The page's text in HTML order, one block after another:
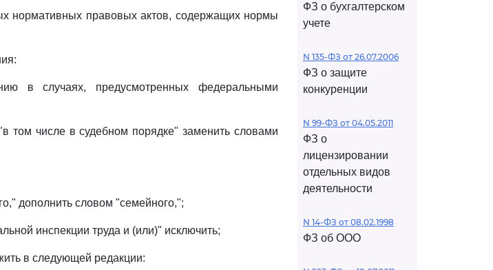
нормативных правовых актов, содержащих нормы
в случаях, предусмотренных федеральными
том числе в судебном порядке" заменить словами
дополнить словом "семейного,";
инспекции труда и (или)" исключить;
в следующей редакции:
ФЗ о бухгалтерском
учете
N 135-ФЗ от 26.07.2006
ФЗ о защите
конкуренции
N 99-ФЗ от 04.05.2011
ФЗ о
лицензировании
отдельных видов
деятельности
N 14-ФЗ от 08.02.1998
ФЗ об ООО